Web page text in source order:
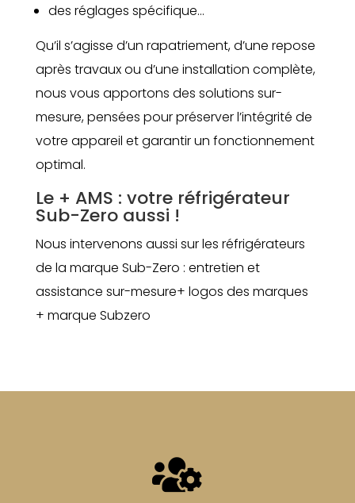
des réglages spécifique…
Qu’il s’agisse d’un rapatriement, d’une repose
après travaux ou d’une installation complète,
nous vous apportons des solutions sur-
mesure, pensées pour préserver l’intégrité de
votre appareil et garantir un fonctionnement
optimal.
Le + AMS : votre réfrigérateur
Sub-Zero aussi !
Nous intervenons aussi sur les réfrigérateurs
de la marque Sub-Zero : entretien et
assistance sur-mesure+ logos des marques
+ marque Subzero
